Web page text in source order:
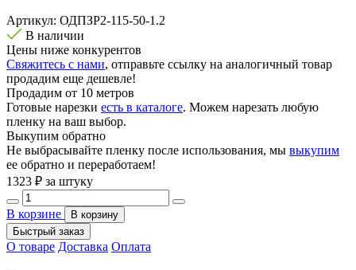
Артикул: ОДПЗР2-115-50-1.2
В наличии
Цены ниже конкурентов
Свяжитесь с нами, отправьте ссылку на аналогичный товар
продадим еще дешевле!
Продадим от 10 метров
Готовые нарезки есть в каталоге. Можем нарезать любую
пленку на ваш выбор.
Выкупим обратно
Не выбрасывайте пленку после использования, мы выкупим
ее обратно и переработаем!
1323 ₽ за штуку
В корзине
В корзину
Быстрый заказ
О товаре Доставка Оплата